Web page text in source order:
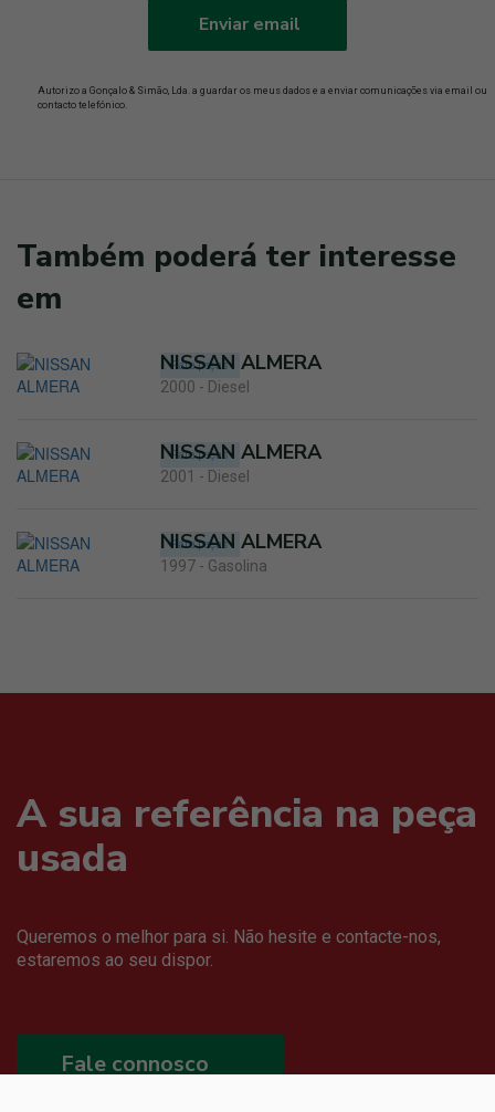
Enviar email
Autorizo a Gonçalo & Simão, Lda. a guardar os meus dados e a enviar comunicações via email ou
contacto telefónico.
Também poderá ter interesse
em
Para peças
NISSAN ALMERA
2000 - Diesel
Para peças
NISSAN ALMERA
2001 - Diesel
Para peças
NISSAN ALMERA
1997 - Gasolina
A sua referência na peça
usada
Queremos o melhor para si. Não hesite e contacte-nos,
estaremos ao seu dispor.
Fale connosco